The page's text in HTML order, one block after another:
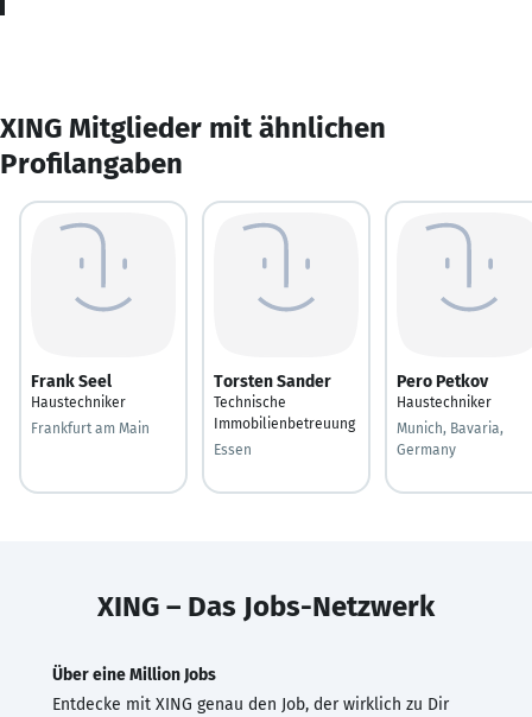
XING Mitglieder mit ähnlichen
Profilangaben
Frank Seel
Haustechniker
Frankfurt am Main
Torsten Sander
Technische
Immobilienbetreuung
Essen
Pero Petkov
Haustechniker
Munich, Bavaria,
Germany
XING – Das Jobs-Netzwerk
Über eine Million Jobs
Entdecke mit XING genau den Job, der wirklich zu Dir